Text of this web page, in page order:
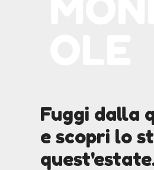
Fuggi dalla
e scopri lo